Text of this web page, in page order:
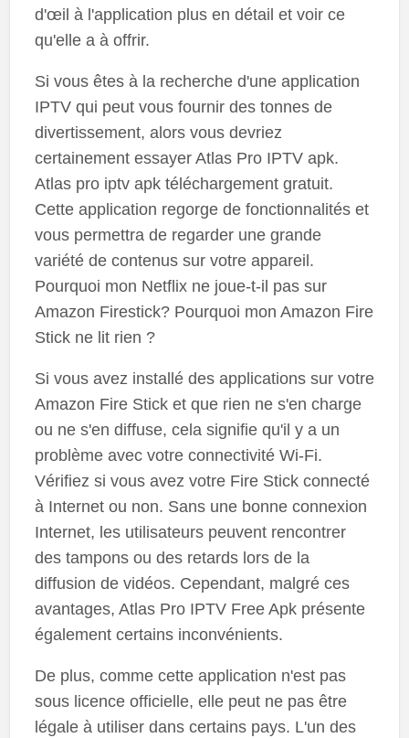
d'œil à l'application plus en détail et voir ce
qu'elle a à offrir.
Si vous êtes à la recherche d'une application
IPTV qui peut vous fournir des tonnes de
divertissement, alors vous devriez
certainement essayer Atlas Pro IPTV apk.
Atlas pro iptv apk téléchargement gratuit.
Cette application regorge de fonctionnalités et
vous permettra de regarder une grande
variété de contenus sur votre appareil.
Pourquoi mon Netflix ne joue-t-il pas sur
Amazon Firestick? Pourquoi mon Amazon Fire
Stick ne lit rien ?
Si vous avez installé des applications sur votre
Amazon Fire Stick et que rien ne s'en charge
ou ne s'en diffuse, cela signifie qu'il y a un
problème avec votre connectivité Wi-Fi.
Vérifiez si vous avez votre Fire Stick connecté
à Internet ou non. Sans une bonne connexion
Internet, les utilisateurs peuvent rencontrer
des tampons ou des retards lors de la
diffusion de vidéos. Cependant, malgré ces
avantages, Atlas Pro IPTV Free Apk présente
également certains inconvénients.
De plus, comme cette application n'est pas
sous licence officielle, elle peut ne pas être
légale à utiliser dans certains pays. L'un des